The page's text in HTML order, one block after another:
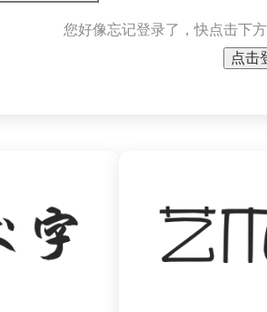
您好像忘记登录了，快点击下
点击